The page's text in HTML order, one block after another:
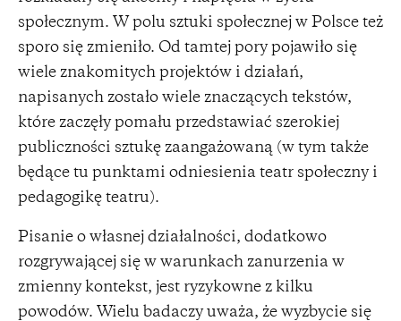
społecznym. W polu sztuki społecznej w Polsce też
sporo się zmieniło. Od tamtej pory pojawiło się
wiele znakomitych projektów i działań,
napisanych zostało wiele znaczących tekstów,
które zaczęły pomału przedstawiać szerokiej
publiczności sztukę zaangażowaną (w tym także
będące tu punktami odniesienia teatr społeczny i
pedagogikę teatru).
Pisanie o własnej działalności, dodatkowo
rozgrywającej się w warunkach zanurzenia w
zmienny kontekst, jest ryzykowne z kilku
powodów. Wielu badaczy uważa, że wyzbycie się